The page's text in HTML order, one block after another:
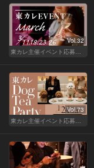
Vol.32
東カレ主催イベント応募詳細記事一覧
Vol.73
東カレ主催イベント応募詳細記事一覧